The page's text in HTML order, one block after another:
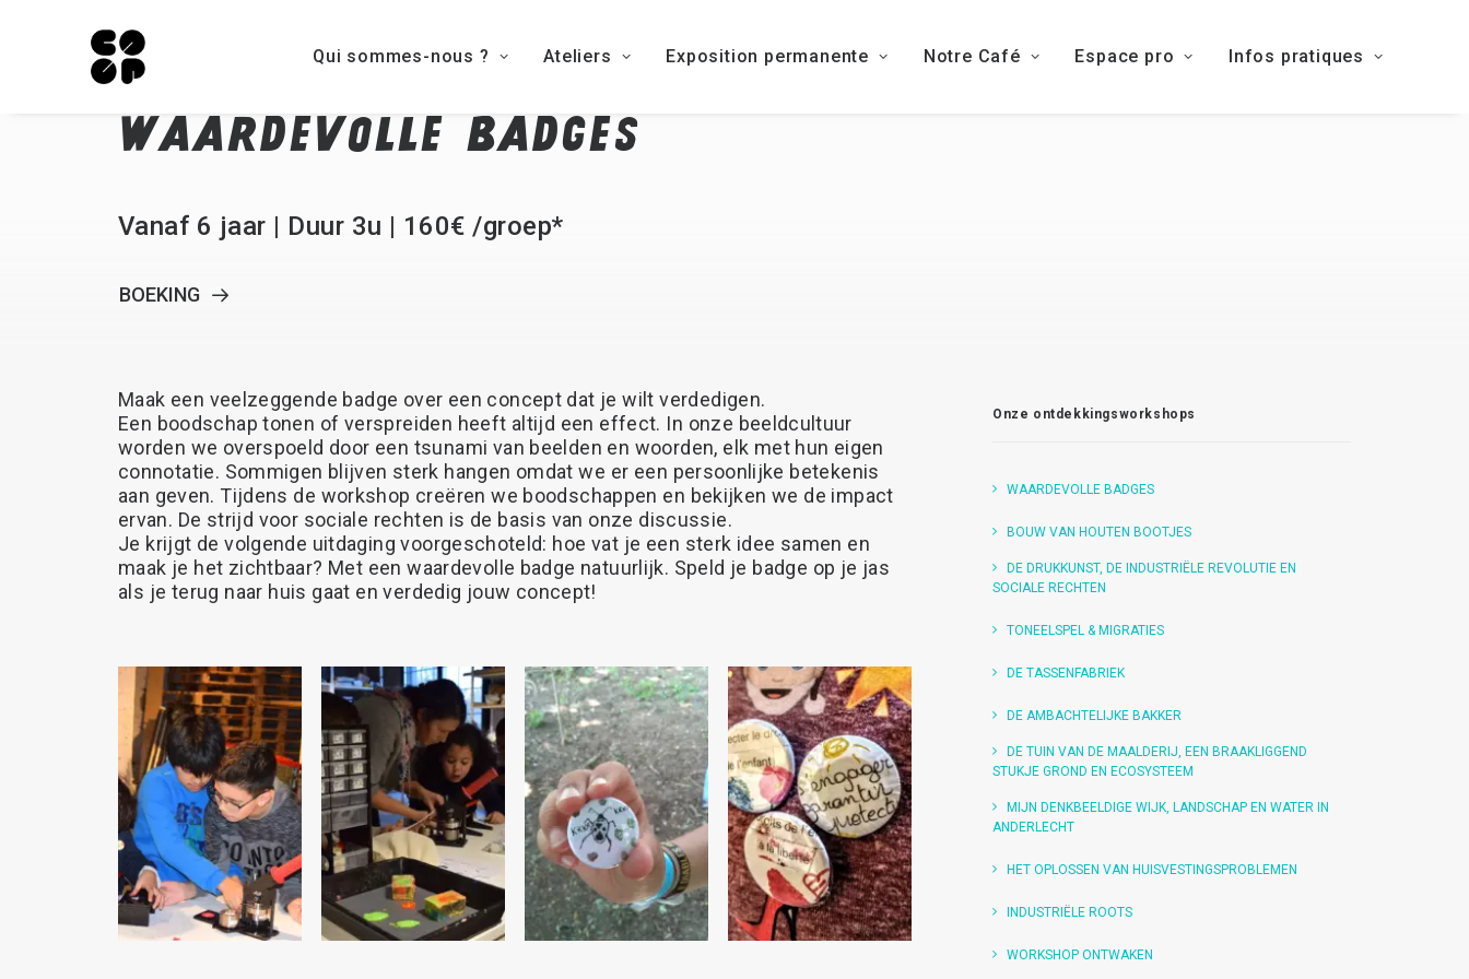
Qui sommes-nous ? Ateliers Exposition permanente Notre Café Espace pro Infos pratiques
WAARDEVOLLE BADGES
Vanaf 6 jaar | Duur 3u | 160€ /groep*
BOEKING
Maak een veelzeggende badge over een concept dat je wilt verdedigen.
Een boodschap tonen of verspreiden heeft altijd een effect. In onze beeldcultuur
worden we overspoeld door een tsunami van beelden en woorden, elk met hun eigen
connotatie. Sommigen blijven sterk hangen omdat we er een persoonlijke betekenis
aan geven. Tijdens de workshop creëren we boodschappen en bekijken we de impact
ervan. De strijd voor sociale rechten is de basis van onze discussie.
Je krijgt de volgende uitdaging voorgeschoteld: hoe vat je een sterk idee samen en
maak je het zichtbaar? Met een waardevolle badge natuurlijk. Speld je badge op je jas
als je terug naar huis gaat en verdedig jouw concept!
Onze ontdekkingsworkshops
WAARDEVOLLE BADGES
BOUW VAN HOUTEN BOOTJES
DE DRUKKUNST, DE INDUSTRIËLE REVOLUTIE EN
SOCIALE RECHTEN
TONEELSPEL & MIGRATIES
DE TASSENFABRIEK
DE AMBACHTELIJKE BAKKER
DE TUIN VAN DE MAALDERIJ, EEN BRAAKLIGGEND
STUKJE GROND EN ECOSYSTEEM
MIJN DENKBEELDIGE WIJK, LANDSCHAP EN WATER IN
ANDERLECHT
HET OPLOSSEN VAN HUISVESTINGSPROBLEMEN
INDUSTRIËLE ROOTS
WORKSHOP ONTWAKEN